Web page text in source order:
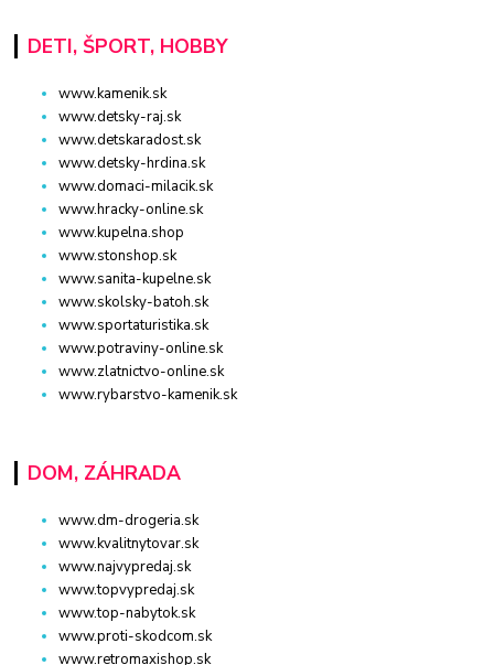
DETI, ŠPORT, HOBBY
www.kamenik.sk
www.detsky-raj.sk
www.detskaradost.sk
www.detsky-hrdina.sk
www.domaci-milacik.sk
www.hracky-online.sk
www.kupelna.shop
www.stonshop.sk
www.sanita-kupelne.sk
www.skolsky-batoh.sk
www.sportaturistika.sk
www.potraviny-online.sk
www.zlatnictvo-online.sk
www.rybarstvo-kamenik.sk
DOM, ZÁHRADA
www.dm-drogeria.sk
www.kvalitnytovar.sk
www.najvypredaj.sk
www.topvypredaj.sk
www.top-nabytok.sk
www.proti-skodcom.sk
www.retromaxishop.sk